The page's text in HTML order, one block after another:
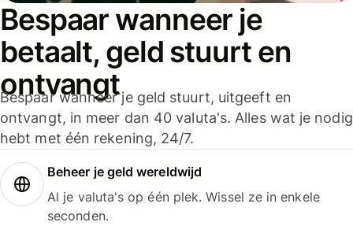
Bespaar wanneer je
betaalt, geld stuurt en
ontvangt
Bespaar wanneer je geld stuurt, uitgeeft en
ontvangt, in meer dan 40 valuta's. Alles wat je nodig
hebt met één rekening, 24/7.
Beheer je geld wereldwijd
Al je valuta's op één plek. Wissel ze in enkele
seconden.